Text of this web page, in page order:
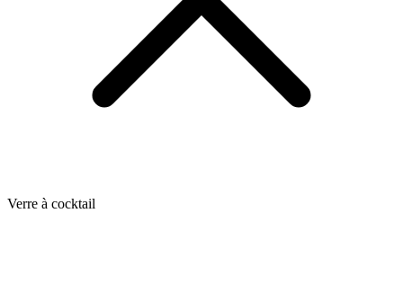
Verre à cocktail